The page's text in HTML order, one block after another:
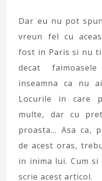
Dar eu nu pot
vreun fel cu
fost in Paris si nu
decat
inseamna ca nu
Locurile in care
multe, dar cu
proasta… Asa ca,
de acest oras,
in inima lui. Cum si
scrie acest articol.